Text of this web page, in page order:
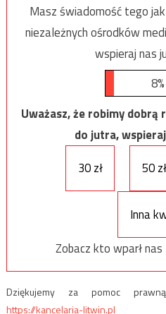
Masz świadomość tego
niezależnych ośrodków
wspieraj nas
8%
Uważasz, że robimy dobrą
do jutra,
30 zł
50 zł
Inna
Zobacz kto wparł
Dziękujemy za pomoc
https://kancelaria-litwin.pl